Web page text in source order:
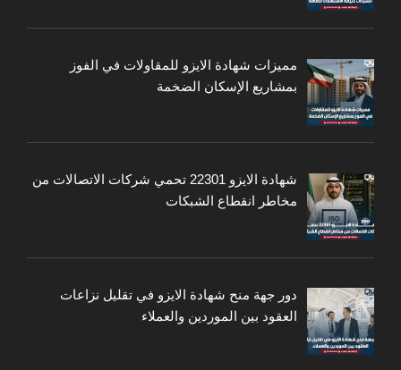
مميزات شهادة الايزو للمقاولات في الفوز
بمشاريع الإسكان الضخمة
شهادة الايزو 22301 تحمي شركات الاتصالات من
مخاطر انقطاع الشبكات
دور جهة منح شهادة الايزو في تقليل نزاعات
العقود بين الموردين والعملاء